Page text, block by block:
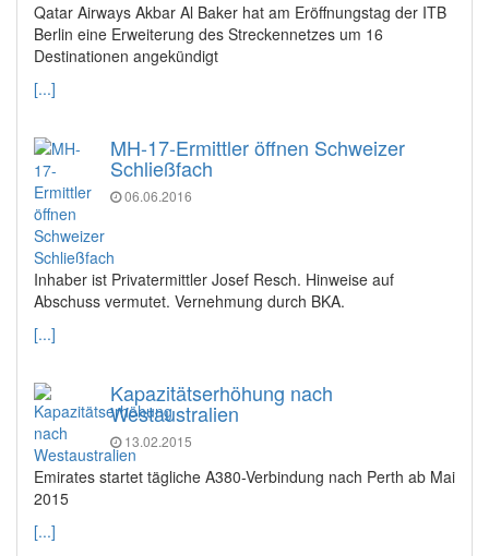
Qatar Airways Akbar Al Baker hat am Eröffnungstag der ITB
Berlin eine Erweiterung des Streckennetzes um 16
Destinationen angekündigt
[...]
MH-17-Ermittler öffnen Schweizer
Schließfach
06.06.2016
Inhaber ist Privatermittler Josef Resch. Hinweise auf
Abschuss vermutet. Vernehmung durch BKA.
[...]
Kapazitätserhöhung nach
Westaustralien
13.02.2015
Emirates startet tägliche A380-Verbindung nach Perth ab Mai
2015
[...]